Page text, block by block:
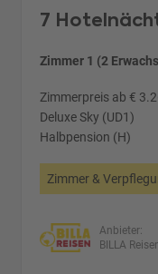
7
Zimmer 1 (2
Zimmerpreis ab €
Deluxe Sky (UD1)
Halbpension (H)
Zimmer &
Anbieter:
BILLA